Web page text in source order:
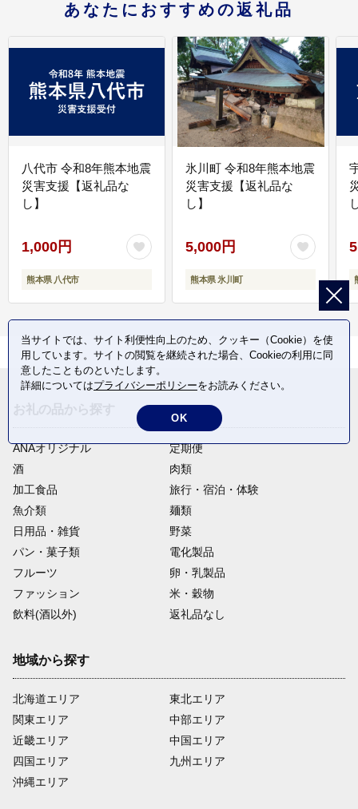
あなたにおすすめの返礼品
八代市 令和8年熊本地震
災害支援【返礼品な
し】
1,000円
熊本県 八代市
氷川町 令和8年熊本地震
災害支援【返礼品な
し】
5,000円
熊本県 氷川町
ANAオリジナル
定期便
酒
肉類
加工食品
旅行・宿泊・体験
魚介類
麺類
日用品・雑貨
野菜
パン・菓子類
電化製品
フルーツ
卵・乳製品
ファッション
米・穀物
飲料(酒以外)
返礼品なし
地域から探す
北海道エリア
関東エリア
近畿エリア
四国エリア
沖縄エリア
東北エリア
中部エリア
中国エリア
九州エリア
当サイトでは、サイト利便性向上のため、クッキー（Cookie）を使
用しています。サイトの閲覧を継続された場合、Cookieの利用に同
意したことものといたします。
詳細についてはプライバシーポリシーをお読みください。
OK